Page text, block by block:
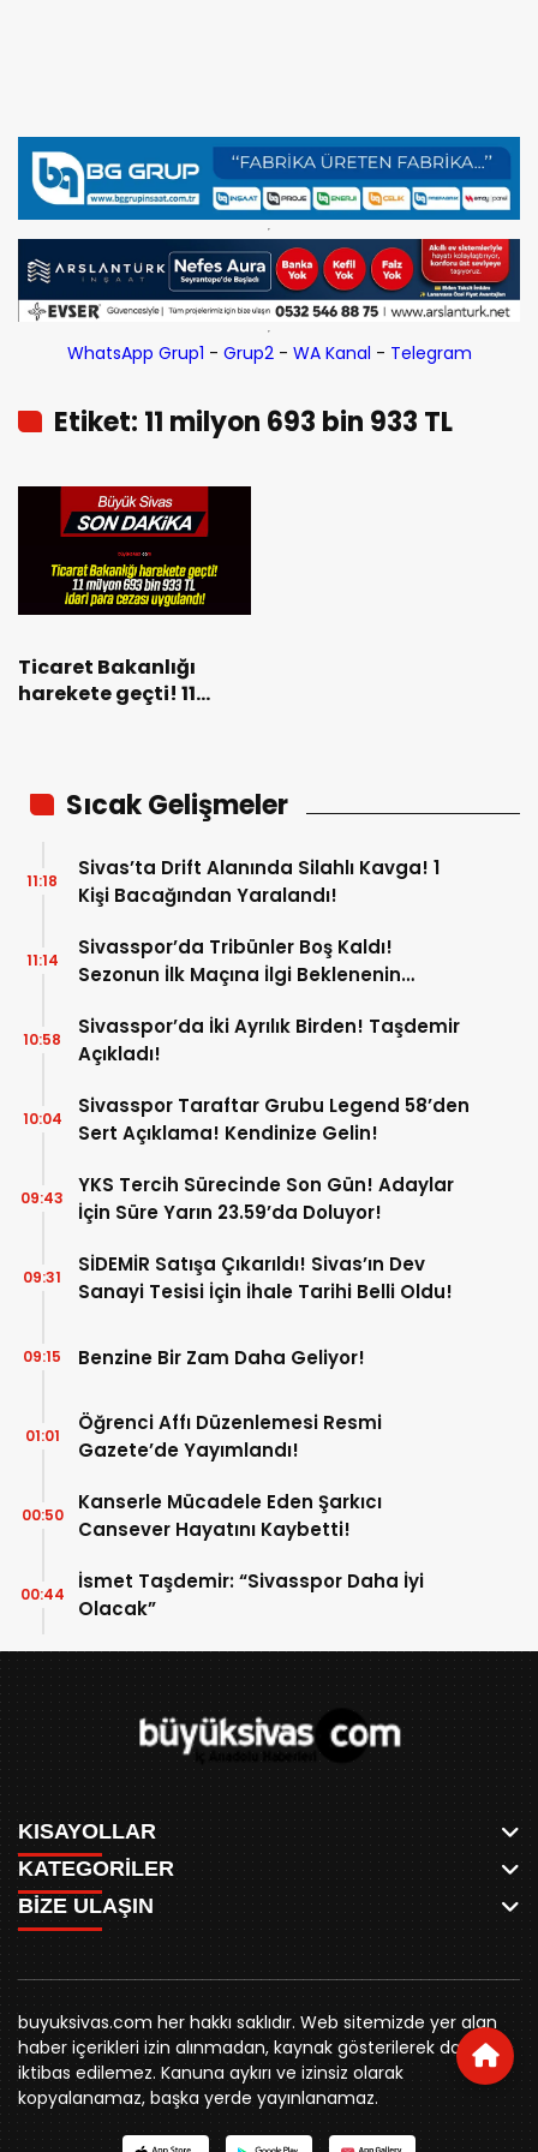
WhatsApp Grup1 - Grup2- WA Kanal - Telegram
Etiket: 11 milyon 693 bin 933 TL
Ticaret Bakanlığı
harekete geçti! 11
Sıcak Gelişmeler
Sivas’ta Drift Alanında Silahlı Kavga! 1
Kişi Bacağından Yaralandı!
11:18
Sivasspor’da Tribünler Boş Kaldı!
Sezonun İlk Maçına İlgi Beklenenin
11:14
Sivasspor’da İki Ayrılık Birden! Taşdemir
Açıkladı!
10:58
Sivasspor Taraftar Grubu Legend 58’den
Sert Açıklama! Kendinize Gelin!
10:04
YKS Tercih Sürecinde Son Gün! Adaylar
İçin Süre Yarın 23.59’da Doluyor!
09:43
SİDEMİR Satışa Çıkarıldı! Sivas’ın Dev
Sanayi Tesisi İçin İhale Tarihi Belli Oldu!
09:31
Benzine Bir Zam Daha Geliyor!
09:15
Öğrenci Affı Düzenlemesi Resmi
Gazete’de Yayımlandı!
01:01
Kanserle Mücadele Eden Şarkıcı
Cansever Hayatını Kaybetti!
00:50
İsmet Taşdemir: “Sivasspor Daha İyi
Olacak”
00:44
KISAYOLLAR
ANASAYFA
AKSU CANLI
MEYDAN CANLI
MEDRESELER CANLI
MERAKÜM CANLI
YUKARI TEKKE CANLI
KURUMSAL KİMLİK
REKLAM FİYATLARI
BİZE ULAŞIN
KÜNYE
RESMİ İLANLAR
KATEGORİLER
WHATSAPP
SPOR
SİYASET
BELEDİYE
SİVAS VALİLİĞİ
ÜNİVERSİTE
KURUMLAR
STK
YORUM
BİZE ULAŞIN
0346 221 00 60
buyuksivashaber@gmail.com
Örtülüpınar Mah. İnönü Bulvarı Özkahya Apt. Kat:3 D:7
Sivas
buyuksivas.com her hakkı saklıdır. Web sitemizde yer alan
haber içerikleri izin alınmadan, kaynak gösterilerek dahi
iktibas edilemez. Kanuna aykırı ve izinsiz olarak
kopyalanamaz, başka yerde yayınlanamaz.